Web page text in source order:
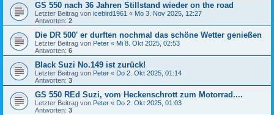
GS 550 nach 36 Jahren Stillstand wieder on the road
Letzter Beitrag von icebird1961 « Mo 3. Nov 2025, 12:27
Antworten: 2
Die DR 500' er durften nochmal das schöne Wetter genießen
Letzter Beitrag von Peter « Mi 8. Okt 2025, 02:53
Antworten: 6
Black Suzi No.149 ist zurück!
Letzter Beitrag von Peter « Do 2. Okt 2025, 01:14
Antworten: 3
GS 550 REd Suzi, vom Heckenschrott zum Motorrad....
Letzter Beitrag von Peter « Do 2. Okt 2025, 01:03
Antworten: 3